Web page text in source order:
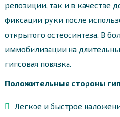
репозиции, так и в качестве
фиксации руки после
открытого остеосинтеза. В
иммобилизации на
гипсовая повязка.
Положительные стороны
Легкое и быстрое